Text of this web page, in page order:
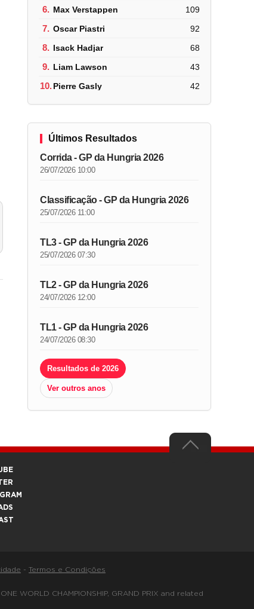
6. Max Verstappen 109
7. Oscar Piastri 92
8. Isack Hadjar 68
9. Liam Lawson 43
10.Pierre Gasly 42
Últimos Resultados
Corrida - GP da Hungria 2026
26/07/2026 10:00
Classificação - GP da Hungria 2026
25/07/2026 11:00
TL3 - GP da Hungria 2026
25/07/2026 07:30
TL2 - GP da Hungria 2026
24/07/2026 12:00
TL1 - GP da Hungria 2026
24/07/2026 08:30
Resultados de 2026
Ver outros anos
- Termos e Condições
WORLD CHAMPIONSHIP, GRAND PRIX and related